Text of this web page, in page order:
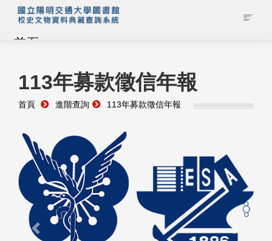
首頁
藏品查詢
校史館簡介
藏品清單全覽
資料調閱申請
管理者登入
113年募款徵信年報
首頁 進階查詢 113年募款徵信年報
Previous Next